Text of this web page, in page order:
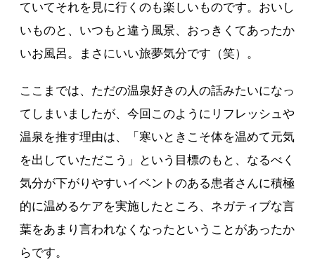
ていてそれを見に行くのも楽しいものです。おいし
いものと、いつもと違う風景、おっきくてあったか
いお風呂。まさにいい旅夢気分です（笑）。
ここまでは、ただの温泉好きの人の話みたいになっ
てしまいましたが、今回このようにリフレッシュや
温泉を推す理由は、「寒いときこそ体を温めて元気
を出していただこう」という目標のもと、なるべく
気分が下がりやすいイベントのある患者さんに積極
的に温めるケアを実施したところ、ネガティブな言
葉をあまり言われなくなったということがあったか
らです。